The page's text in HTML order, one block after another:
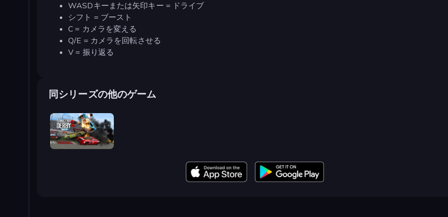
WASDキーまたは矢印キー = ドライブ
シフト = ブースト
C = カメラを変える
Q/E = カメラを回転させる
V = 振り返る
同シリーズの他のゲーム
Demolition Derby 2